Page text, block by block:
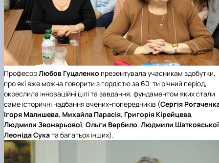
ПрофесорЛюбов Гуцаленко презентувала учасникам здобутки,
про які вже можна говорити з гордістю за 60-ти річний період,
окреслила інноваційні цілі та завдання, фундаментом яких стали
саме історичні надбання вчених-попередників (Сергія
Ігоря Малишева, Михайла Парасія, Григорія Кірейцева,
Людмили Звонарьової, Ольги Вербило, Людмили Шатковської
Леоніда Суката багатьох інших).